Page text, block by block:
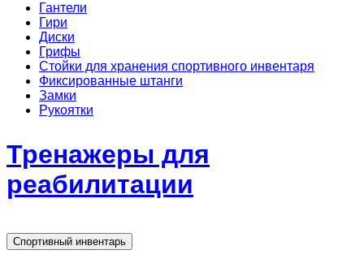
Гантели
Гири
Диски
Грифы
Стойки для хранения спортивного инвентаря
Фиксированные штанги
Замки
Рукоятки
Тренажеры для
реабилитации
Спортивный инвентарь